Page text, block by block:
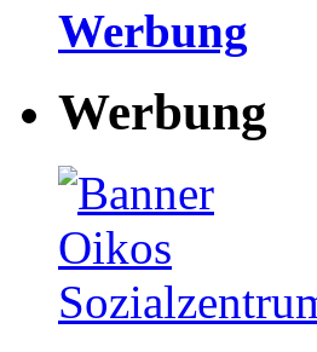
Werbung
Werbung